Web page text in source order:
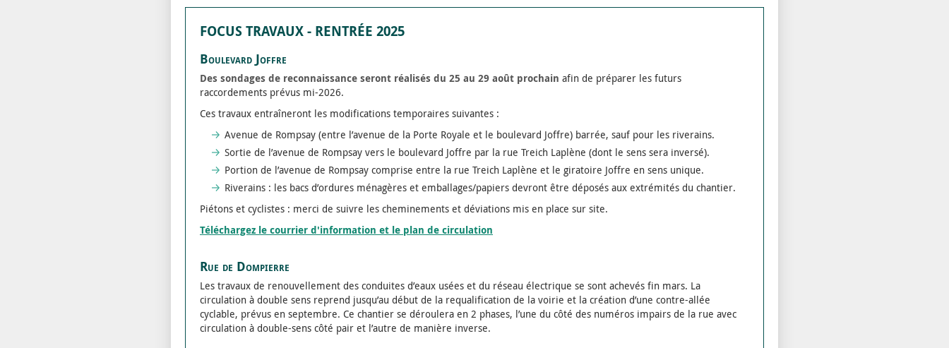
FOCUS TRAVAUX - RENTRÉE 2025
Boulevard Joffre
Des sondages de reconnaissance seront réalisés du 25 au 29 août prochain afin de préparer les futurs
raccordements prévus mi-2026.
Ces travaux entraîneront les modifications temporaires suivantes :
Avenue de Rompsay (entre l’avenue de la Porte Royale et le boulevard Joffre) barrée, sauf pour les riverains.
Sortie de l’avenue de Rompsay vers le boulevard Joffre par la rue Treich Laplène (dont le sens sera inversé).
Portion de l’avenue de Rompsay comprise entre la rue Treich Laplène et le giratoire Joffre en sens unique.
Riverains : les bacs d’ordures ménagères et emballages/papiers devront être déposés aux extrémités du chantier.
Piétons et cyclistes : merci de suivre les cheminements et déviations mis en place sur site.
Téléchargez le courrier d'information et le plan de circulation
Rue de Dompierre
Les travaux de renouvellement des conduites d’eaux usées et du réseau électrique se sont achevés fin mars. La
circulation à double sens reprend jusqu’au début de la requalification de la voirie et la création d’une contre-allée
cyclable, prévus en septembre. Ce chantier se déroulera en 2 phases, l’une du côté des numéros impairs de la rue avec
circulation à double-sens côté pair et l’autre de manière inverse.